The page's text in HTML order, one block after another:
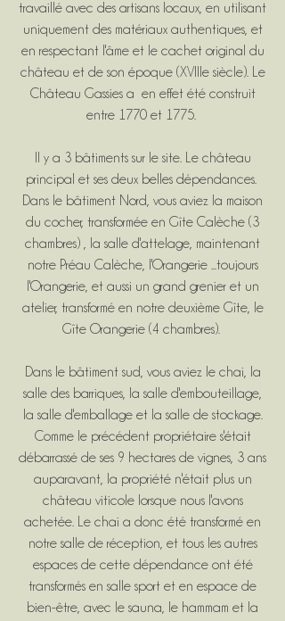
travaillé avec des artisans locaux, en utilisant
uniquement des matériaux authentiques, et
en respectant l'âme et le cachet original du
château et de son époque (XVIIIe siècle). Le
Château Gassies a en effet été construit
entre 1770 et 1775.
Il y a 3 bâtiments sur le site. Le château
principal et ses deux belles dépendances.
Dans le bâtiment Nord, vous aviez la maison
du cocher, transformée en Gîte Calèche (3
chambres) , la salle d'attelage, maintenant
notre Préau Calèche, l'Orangerie ...toujours
l'Orangerie, et aussi un grand grenier et un
atelier, transformé en notre deuxième Gîte, le
Gîte Orangerie (4 chambres).
Dans le bâtiment sud, vous aviez le chai, la
salle des barriques, la salle d'embouteillage,
la salle d'emballage et la salle de stockage.
Comme le précédent propriétaire s'était
débarrassé de ses 9 hectares de vignes, 3 ans
auparavant, la propriété n'était plus un
château viticole lorsque nous l'avons
achetée. Le chai a donc été transformé en
notre salle de réception, et tous les autres
espaces de cette dépendance ont été
transformés en salle sport et en espace de
bien-être, avec le sauna, le hammam et la